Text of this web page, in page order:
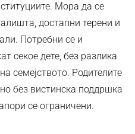
Мора да се
достапни терени и
Потребни се и
секое дете, без разлика
семејството. Родителите
без вистинска поддршка
се ограничени.